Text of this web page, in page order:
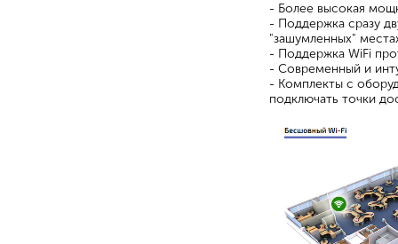
- Более высокая
- Поддержка сразу
"зашумленных"
- Поддержка WiFi
- Современный и
- Комплекты с
подключать точки